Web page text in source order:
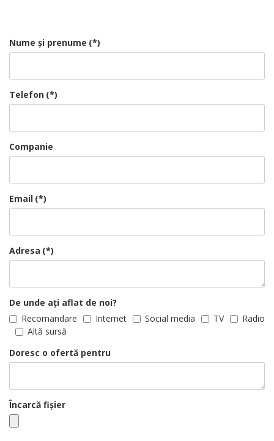
Nume și prenume (*)
Telefon (*)
Companie
Email (*)
Adresa (*)
De unde ați aflat de noi?
Recomandare
Internet Social media TV
Radio
Altă sursă
Doresc o ofertă pentru
Încarcă fișier